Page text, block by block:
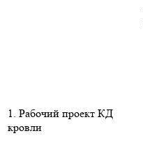
1. Рабочий проект КД
кровли